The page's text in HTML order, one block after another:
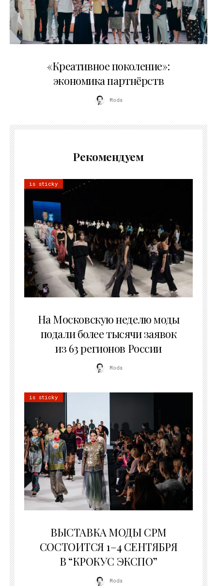
«Креативное поколение»:
экономика партнёрств
Moda
Рекомендуем
is sticky
На Московскую неделю моды
подали более тысячи заявок
из 63 регионов России
Moda
is sticky
ВЫСТАВКА МОДЫ CPM
СОСТОИТСЯ 1–4 СЕНТЯБРЯ
В “КРОКУС ЭКСПО”
Moda